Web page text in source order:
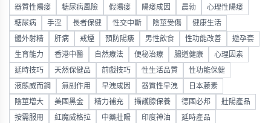
器質性陽痿 糖尿病風險 假陽痿 陽痿成因 晨勃 心理性陽痿
糖尿病 手淫 長者保健 性交中斷 陰莖受傷 健康生活
體外射精 肝病 戒煙 預防陽痿 男性飲食 性功能改善 避孕套
生育能力 香港中醫 自然療法 便秘治療 腸道健康 心理因素
延時技巧 天然保健品 前戲技巧 性生活品質 性功能保健
液態威而鋼 無副作用 早洩成因 器質性早洩 日本藤素
陰莖增大 美國黑金 精力補充 攝護腺保養 德國必邦 壯陽產品
按需服用 紅魔威格拉 中藥壯陽 印度神油 延時產品